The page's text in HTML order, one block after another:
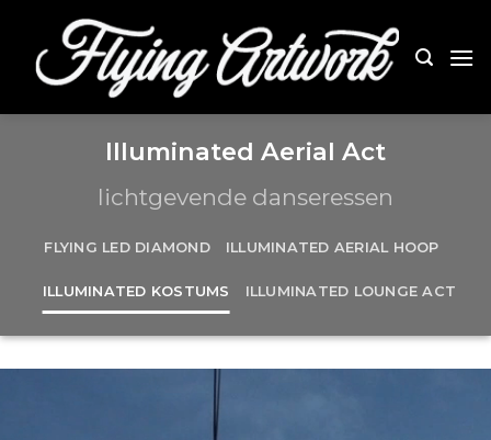
content
Illuminated Aerial Act
lichtgevende danseressen
FLYING LED DIAMOND ILLUMINATED AERIAL HOOP
ILLUMINATED KOSTUMS ILLUMINATED LOUNGE ACT